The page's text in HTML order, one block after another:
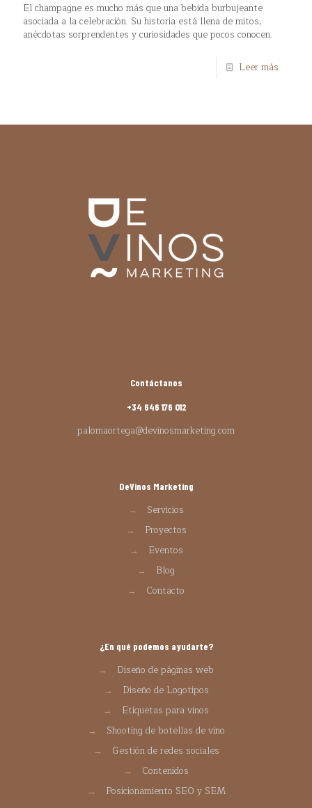
El champagne es mucho más que una bebida burbujeante
asociada a la celebración. Su historia está llena de mitos,
anécdotas sorprendentes y curiosidades que pocos conocen.
Leer más
Contáctanos
+34 646 176 012
palomaortega@devinosmarketing.com
DeVinos Marketing
→
Servicios
→
Proyectos
→
Eventos
→
Blog
→
Contacto
¿En qué podemos ayudarte?
→
Diseño de páginas web
→
Diseño de Logotipos
→
Etiquetas para vinos
→
Shooting de botellas de vino
→
Gestión de redes sociales
→
Contenidos
→
Posicionamiento SEO y SEM